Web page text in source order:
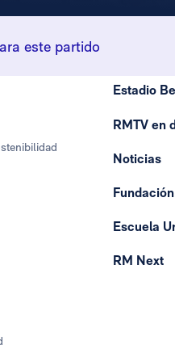
este partido
Estadio
RMTV en
Noticias
Escuela
RM Next